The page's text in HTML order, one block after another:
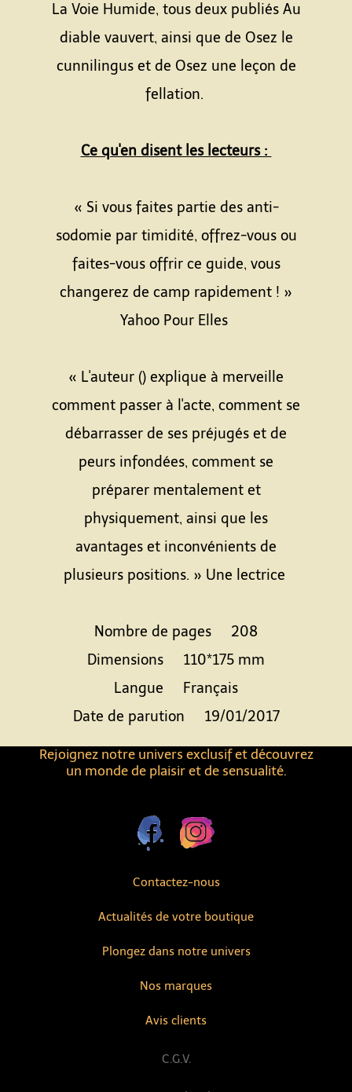
Contactez-nous
Actualités de votre boutique
Avis clients
Nos marques
Rejoignez notre univers exclusif et découvrez
un monde de plaisir et de sensualité.
Plongez dans notre univers
C.G.V.
La Voie Humide, tous deux publiés Au
diable vauvert, ainsi que de Osez le
cunnilingus et de Osez une leçon de
fellation.
Ce qu'en disent les lecteurs :
« Si vous faites partie des anti-
sodomie par timidité, offrez-vous ou
faites-vous offrir ce guide, vous
changerez de camp rapidement ! »
Yahoo Pour Elles
« L'auteur () explique à merveille
comment passer à l'acte, comment se
débarrasser de ses préjugés et de
peurs infondées, comment se
préparer mentalement et
physiquement, ainsi que les
avantages et inconvénients de
plusieurs positions. » Une lectrice
Nombre de pages 208
Dimensions 110*175 mm
Langue Français
Date de parution 19/01/2017